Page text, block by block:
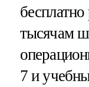
тысячам
7 и